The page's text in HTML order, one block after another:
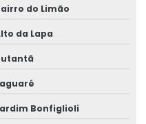
do Limão
da Lapa
Bonfiglioli